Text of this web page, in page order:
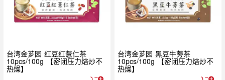
台湾金芗园 红豆红薏仁茶
10pcs/100g 【密闭压力焙炒不
热燥】
台湾金芗园 黑豆牛蒡茶
10pcs/100g 【密闭压力焙炒不
热燥】